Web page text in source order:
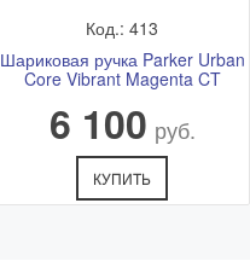
Код.: 413
Шариковая ручка Parker Urban
Core Vibrant Magenta CT
6 100 руб.
КУПИТЬ